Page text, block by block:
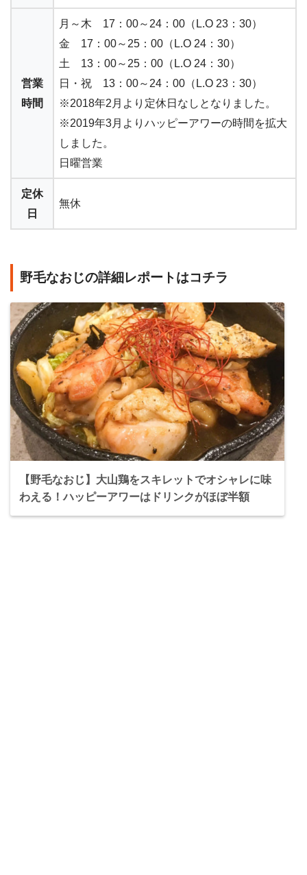
営業
時間
月～木 17：00～24：00（L.O 23：30）
金 17：00～25：00（L.O 24：30）
土 13：00～25：00（L.O 24：30）
日・祝 13：00～24：00（L.O 23：30）
※2018年2月より定休日なしとなりました。
※2019年3月よりハッピーアワーの時間を拡大
しました。
日曜営業
定休
日
無休
野毛なおじの詳細レポートはコチラ
【野毛なおじ】大山鶏をスキレットでオシャレに味
わえる！ハッピーアワーはドリンクがほぼ半額